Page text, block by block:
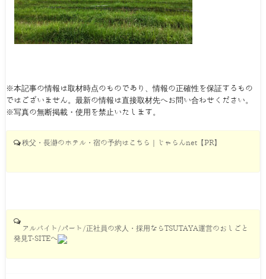
※本記事の情報は取材時点のものであり、情報の正確性を保証するもの
ではございません。最新の情報は直接取材先へお問い合わせください。
※写真の無断掲載・使用を禁止いたします。
秩父・長瀞のホテル・宿の予約はこちら｜じゃらんnet【PR】
アルバイト/パート/正社員の求人・採用ならTSUTAYA運営のおしごと
発見T-SITEへ